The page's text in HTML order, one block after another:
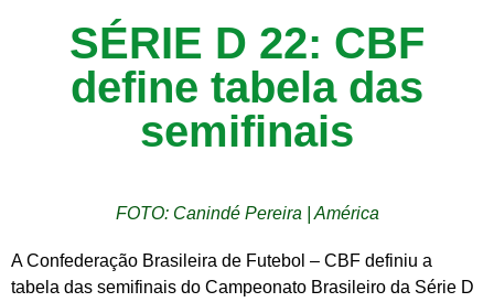
SÉRIE D 22: CBF
define tabela das
semifinais
FOTO: Canindé Pereira | América
A Confederação Brasileira de Futebol – CBF definiu a
tabela das semifinais do Campeonato Brasileiro da Série D